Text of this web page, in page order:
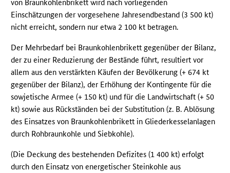
von Braunkohlenbrikett wird nach vorliegenden
Einschätzungen der vorgesehene Jahresendbestand (3 500 kt)
nicht erreicht, sondern nur etwa 2 100 kt betragen.
Der Mehrbedarf bei Braunkohlenbrikett gegenüber der Bilanz,
der zu einer Reduzierung der Bestände führt, resultiert vor
allem aus den verstärkten Käufen der Bevölkerung (+ 674 kt
gegenüber der Bilanz), der Erhöhung der Kontingente für die
sowjetische Armee (+ 150 kt) und für die Landwirtschaft (+ 50
kt) sowie aus Rückständen bei der Substitution (z. B. Ablösung
des Einsatzes von Braunkohlenbrikett in Gliederkesselanlagen
durch Rohbraunkohle und Siebkohle).
(Die Deckung des bestehenden Defizites (1 400 kt) erfolgt
durch den Einsatz von energetischer Steinkohle aus